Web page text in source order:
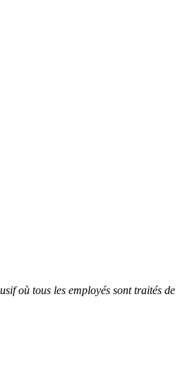
où tous les employés sont traités de